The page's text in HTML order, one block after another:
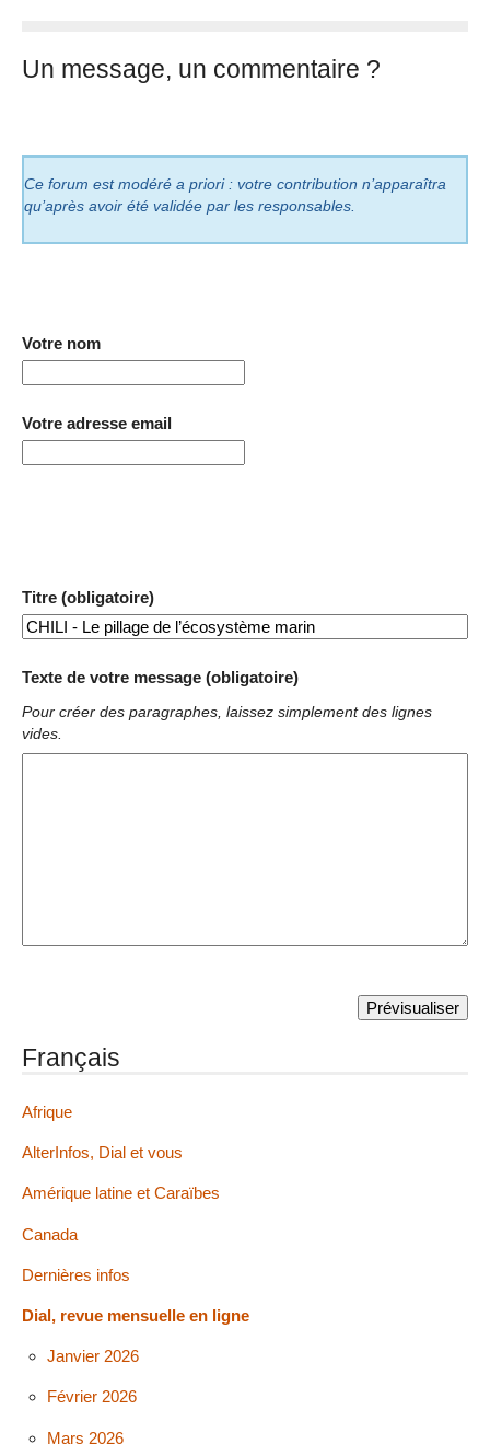
Un message, un commentaire ?
Ce forum est modéré a priori : votre contribution n’apparaîtra
qu’après avoir été validée par les responsables.
Votre nom
Votre adresse email
Titre (obligatoire)
Texte de votre message (obligatoire)
Pour créer des paragraphes, laissez simplement des lignes
vides.
Français
Afrique
AlterInfos, Dial et vous
Amérique latine et Caraïbes
Canada
Dernières infos
Dial, revue mensuelle en ligne
Janvier 2026
Février 2026
Mars 2026